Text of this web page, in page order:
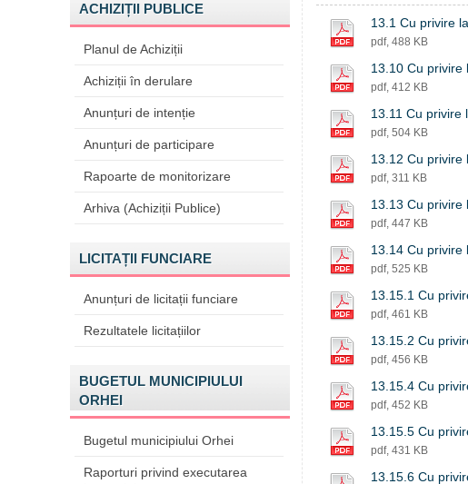
ACHIZIȚII PUBLICE
Planul de Achiziții
Achiziții în derulare
Anunțuri de intenție
Anunțuri de participare
Rapoarte de monitorizare
Arhiva (Achiziții Publice)
LICITAȚII FUNCIARE
Anunțuri de licitații funciare
Rezultatele licitațiilor
BUGETUL MUNICIPIULUI
ORHEI
Bugetul municipiului Orhei
Raporturi privind executarea
13.1 Cu privire
pdf, 488 KB
13.10 Cu privire
pdf, 412 KB
13.11 Cu privire
pdf, 504 KB
13.12 Cu privire
pdf, 311 KB
13.13 Cu privire
pdf, 447 KB
13.14 Cu privire
pdf, 525 KB
13.15.1 Cu
pdf, 461 KB
13.15.2 Cu
pdf, 456 KB
13.15.4 Cu
pdf, 452 KB
13.15.5 Cu
pdf, 431 KB
13.15.6 Cu